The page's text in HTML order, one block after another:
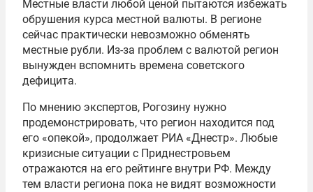
Местные власти любой ценой пытаются избежать
обрушения курса местной валюты. В регионе
сейчас практически невозможно обменять
местные рубли. Из-за проблем с валютой регион
вынужден вспомнить времена советского
дефицита.
По мнению экспертов, Рогозину нужно
продемонстрировать, что регион находится под
его «опекой», продолжает РИА «Днестр». Любые
кризисные ситуации с Приднестровьем
отражаются на его рейтинге внутри РФ. Между
тем власти региона пока не видят возможности